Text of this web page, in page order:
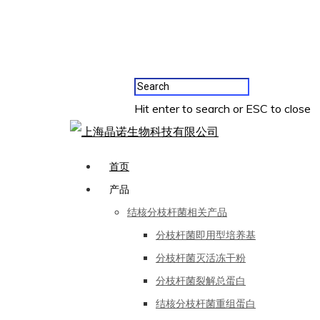
Hit enter to search or ESC to close
首页
产品
结核分枝杆菌相关产品
分枝杆菌即用型培养基
分枝杆菌灭活冻干粉
分枝杆菌裂解总蛋白
结核分枝杆菌重组蛋白